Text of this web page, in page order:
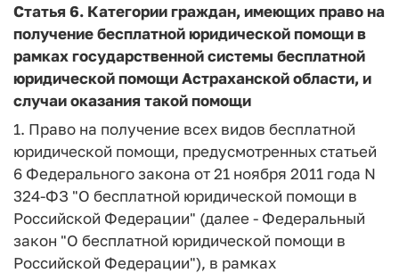
Статья 6. Категории граждан, имеющих право на
получение бесплатной юридической помощи в
рамках государственной системы бесплатной
юридической помощи Астраханской области, и
случаи оказания такой помощи
1. Право на получение всех видов бесплатной
юридической помощи, предусмотренных статьей
6 Федерального закона от 21 ноября 2011 года N
324-ФЗ "О бесплатной юридической помощи в
Российской Федерации" (далее - Федеральный
закон "О бесплатной юридической помощи в
Российской Федерации"), в рамках